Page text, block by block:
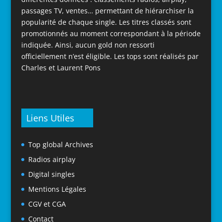
passages TV, ventes… permettant de hiérarchiser la
popularité de chaque single. Les titres classés sont
promotionnés au moment correspondant à la période
indiquée. Ainsi, aucun gold non ressorti
officiellement n’est éligible. Les tops sont réalisés par
Charles et Laurent Pons
Liens Utiles
Top global Archives
Radios airplay
Digital singles
Mentions Légales
CGV et CGA
Contact